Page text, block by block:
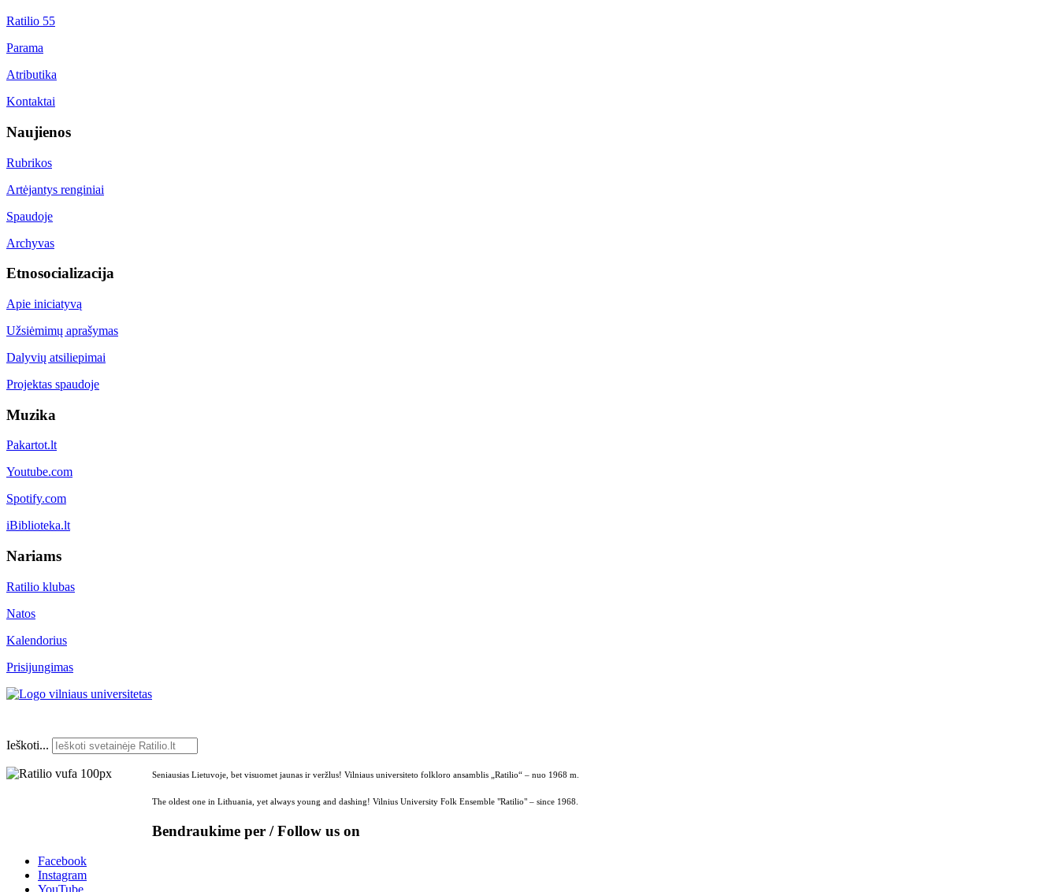
Ratilio 55
Parama
Atributika
Kontaktai
Naujienos
Rubrikos
Artėjantys renginiai
Spaudoje
Archyvas
Etnosocializacija
Apie iniciatyvą
Užsiėmimų aprašymas
Dalyvių atsiliepimai
Projektas spaudoje
Muzika
Pakartot.lt
Youtube.com
Spotify.com
iBiblioteka.lt
Nariams
Ratilio klubas
Natos
Kalendorius
Prisijungimas
Ieškoti...
Seniausias Lietuvoje, bet visuomet jaunas ir veržlus! Vilniaus universiteto folkloro ansamblis „Ratilio“ – nuo 1968 m.
The oldest one in Lithuania, yet always young and dashing! Vilnius University Folk Ensemble "Ratilio" – since 1968.
Bendraukime per / Follow us on
Facebook
Instagram